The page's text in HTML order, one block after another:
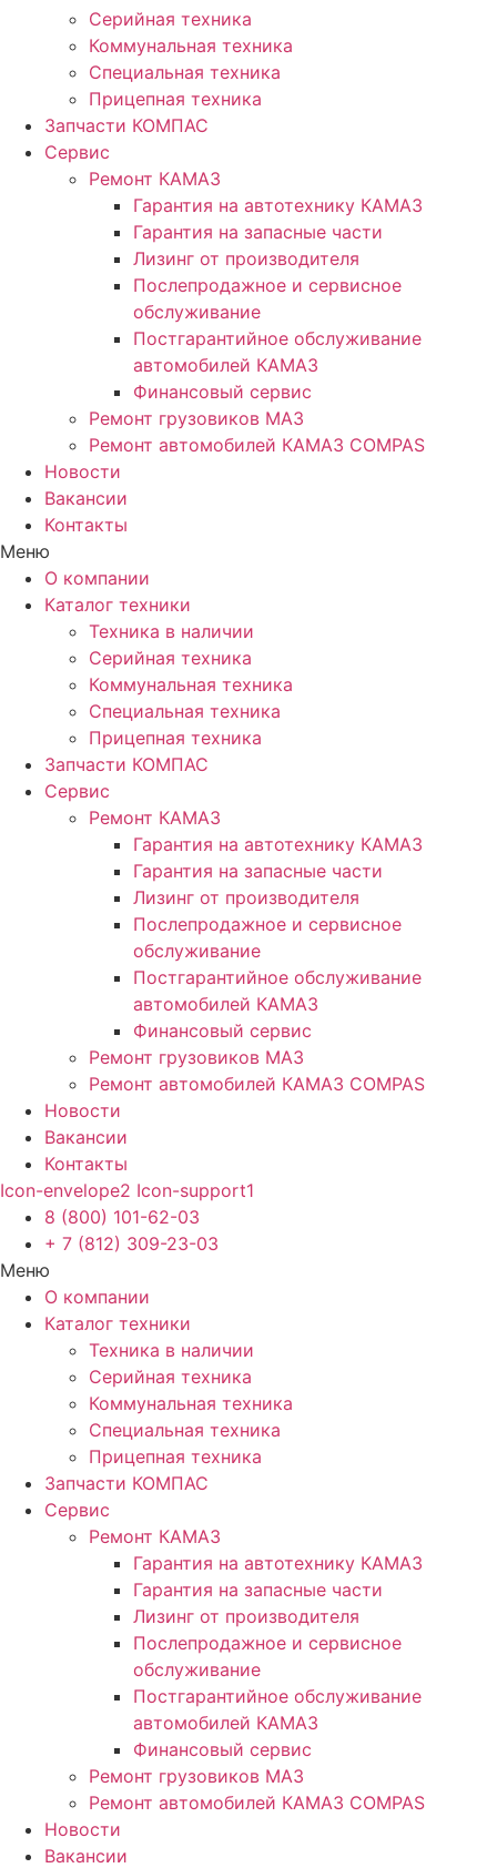
Серийная техника
Коммунальная техника
Специальная техника
Прицепная техника
Запчасти КОМПАС
Сервис
Ремонт КАМАЗ
Гарантия на автотехнику КАМАЗ
Гарантия на запасные части
Лизинг от производителя
Послепродажное и сервисное
обслуживание
Постгарантийное обслуживание
автомобилей КАМАЗ
Финансовый сервис
Ремонт грузовиков МАЗ
Ремонт автомобилей КАМАЗ COMPAS
Новости
Вакансии
Контакты
Меню
О компании
Каталог техники
Техника в наличии
Серийная техника
Коммунальная техника
Специальная техника
Прицепная техника
Запчасти КОМПАС
Сервис
Ремонт КАМАЗ
Гарантия на автотехнику КАМАЗ
Гарантия на запасные части
Лизинг от производителя
Послепродажное и сервисное
обслуживание
Постгарантийное обслуживание
автомобилей КАМАЗ
Финансовый сервис
Ремонт грузовиков МАЗ
Ремонт автомобилей КАМАЗ COMPAS
Новости
Вакансии
Контакты
Icon-envelope2 Icon-support1
8 (800) 101-62-03
+ 7 (812) 309-23-03
Меню
О компании
Каталог техники
Техника в наличии
Серийная техника
Коммунальная техника
Специальная техника
Прицепная техника
Запчасти КОМПАС
Сервис
Ремонт КАМАЗ
Гарантия на автотехнику КАМАЗ
Гарантия на запасные части
Лизинг от производителя
Послепродажное и сервисное
обслуживание
Постгарантийное обслуживание
автомобилей КАМАЗ
Финансовый сервис
Ремонт грузовиков МАЗ
Ремонт автомобилей КАМАЗ COMPAS
Новости
Вакансии